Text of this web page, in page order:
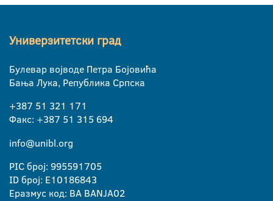
Универзитетски град
Булевар војводе Петра Бојовића
Бања Лука, Република Српска
+387 51 321 171
Факс: +387 51 315 694
info@unibl.org
PIC број: 995591705
ID број: E10186843
Еразмус код: BA BANJA02